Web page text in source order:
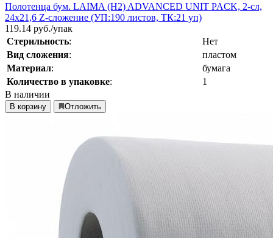
Полотенца бум. LAIMA (H2) ADVANCED UNIT PACK, 2-сл,
24х21,6 Z-сложение (УП:190 листов, ТК:21 уп)
119.14 руб./упак
Стерильность:
Нет
Вид сложения:
пластом
Материал:
бумага
Количество в упаковке:
1
В наличии
В корзину Отложить